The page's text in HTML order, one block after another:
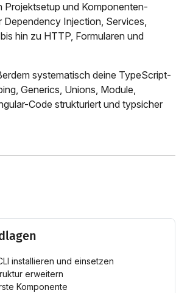
Projektsetup und Komponenten-
Dependency Injection, Services,
hin zu HTTP, Formularen und
systematisch deine TypeScript-
Generics, Unions, Module,
Code strukturiert und typsicher
installieren und einsetzen
erweitern
Komponente